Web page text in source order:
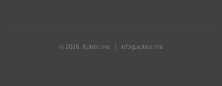
© 2026, Apteki.me | info@apteki.me